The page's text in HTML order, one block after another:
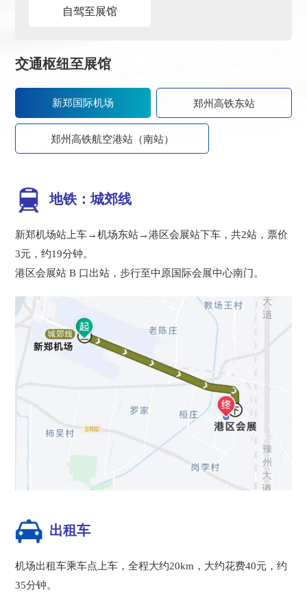
自驾至展馆
交通枢纽至展馆
新郑国际机场 郑州高铁东站
郑州高铁航空港站（南站）
地铁：城郊线
新郑机场站上车→机场东站→港区会展站下车，共2站，票价
3元，约19分钟。
港区会展站 B 口出站，步行至中原国际会展中心南门。
出租车
机场出租车乘车点上车，全程大约20km，大约花费40元，约
35分钟。